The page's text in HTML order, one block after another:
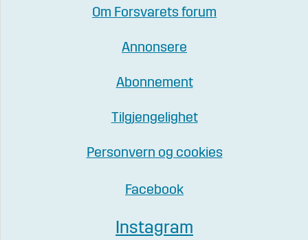
Om Forsvarets forum
Annonsere
Abonnement
Tilgjengelighet
Personvern og cookies
Facebook
Instagram